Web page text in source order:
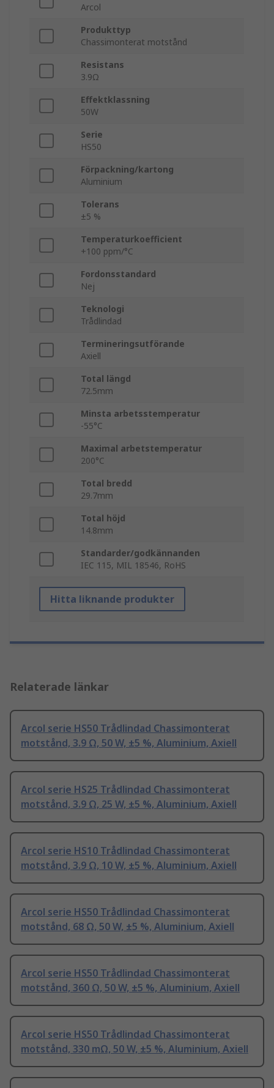
Arcol
Produkttyp
Chassimonterat motstånd
Resistans
3.9Ω
Effektklassning
50W
Serie
HS50
Förpackning/kartong
Aluminium
Tolerans
±5 %
Temperaturkoefficient
+100 ppm/°C
Fordonsstandard
Nej
Teknologi
Trådlindad
Termineringsutförande
Axiell
Total längd
72.5mm
Minsta arbetsstemperatur
-55°C
Maximal arbetstemperatur
200°C
Total bredd
29.7mm
Total höjd
14.8mm
Standarder/godkännanden
IEC 115, MIL 18546, RoHS
Hitta liknande produkter
Relaterade länkar
Arcol serie HS50 Trådlindad Chassimonterat
motstånd, 3.9 Ω, 50 W, ±5 %, Aluminium, Axiell
Arcol serie HS25 Trådlindad Chassimonterat
motstånd, 3.9 Ω, 25 W, ±5 %, Aluminium, Axiell
Arcol serie HS10 Trådlindad Chassimonterat
motstånd, 3.9 Ω, 10 W, ±5 %, Aluminium, Axiell
Arcol serie HS50 Trådlindad Chassimonterat
motstånd, 68 Ω, 50 W, ±5 %, Aluminium, Axiell
Arcol serie HS50 Trådlindad Chassimonterat
motstånd, 360 Ω, 50 W, ±5 %, Aluminium, Axiell
Arcol serie HS50 Trådlindad Chassimonterat
motstånd, 330 mΩ, 50 W, ±5 %, Aluminium, Axiell